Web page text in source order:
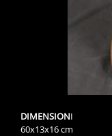
DIMENSIONI
60x13x16 cm